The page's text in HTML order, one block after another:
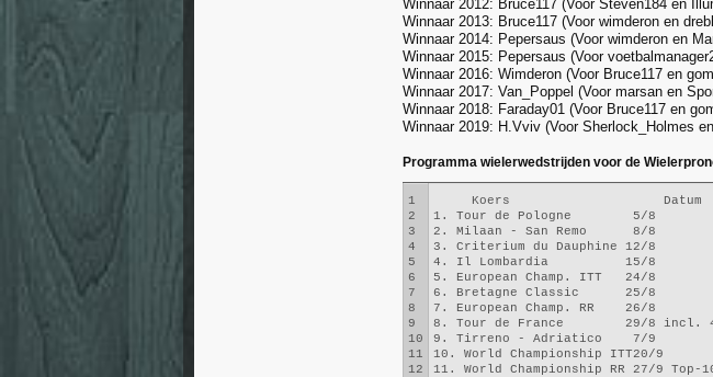
Winnaar 2012: Bruce117 (Voor Steven184 en
Winnaar 2013: Bruce117 (Voor wimderon en
Winnaar 2014: Pepersaus (Voor wimderon en
Winnaar 2015: Pepersaus (Voor
Winnaar 2016: Wimderon (Voor Bruce117 en
Winnaar 2017: Van_Poppel (Voor marsan en
Winnaar 2018: Faraday01 (Voor Bruce117 en
Winnaar 2019: H.Vviv (Voor Sherlock_Holmes
Programma wielerwedstrijden voor de
1
2
3
4
5
6
7
8
9
10
11
12
Koers                    Datum
1. Tour de Pologne        5/8
2. Milaan - San Remo      8/8
3. Criterium du Dauphine 12/8
4. Il Lombardia          15/8
5. European Champ. ITT   24/8
6. Bretagne Classic      25/8
7. European Champ. RR    26/8
8. Tour de France        29/8 incl.
9. Tirreno - Adriatico    7/9
10. World Championship ITT20/9
11. World Championship RR 27/9 Top-